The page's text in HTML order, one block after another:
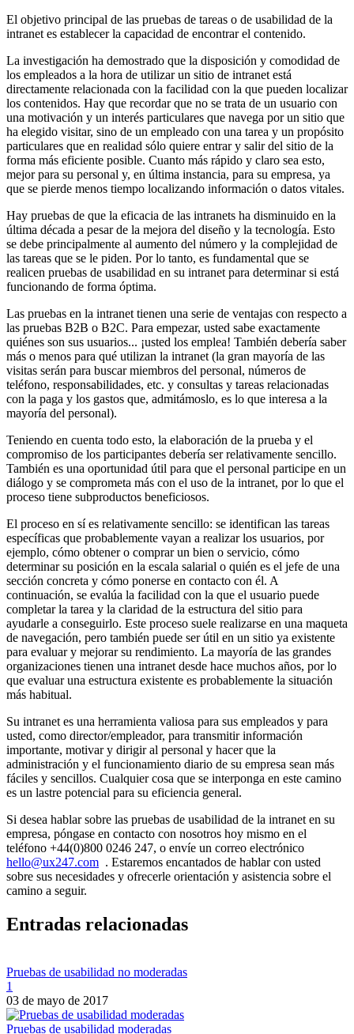
El objetivo principal de las pruebas de tareas o de usabilidad de la
intranet es establecer la capacidad de encontrar el contenido.
La investigación ha demostrado que la disposición y comodidad de
los empleados a la hora de utilizar un sitio de intranet está
directamente relacionada con la facilidad con la que pueden localizar
los contenidos. Hay que recordar que no se trata de un usuario con
una motivación y un interés particulares que navega por un sitio que
ha elegido visitar, sino de un empleado con una tarea y un propósito
particulares que en realidad sólo quiere entrar y salir del sitio de la
forma más eficiente posible. Cuanto más rápido y claro sea esto,
mejor para su personal y, en última instancia, para su empresa, ya
que se pierde menos tiempo localizando información o datos vitales.
Hay pruebas de que la eficacia de las intranets ha disminuido en la
última década a pesar de la mejora del diseño y la tecnología. Esto
se debe principalmente al aumento del número y la complejidad de
las tareas que se le piden. Por lo tanto, es fundamental que se
realicen pruebas de usabilidad en su intranet para determinar si está
funcionando de forma óptima.
Las pruebas en la intranet tienen una serie de ventajas con respecto a
las pruebas B2B o B2C. Para empezar, usted sabe exactamente
quiénes son sus usuarios... ¡usted los emplea! También debería saber
más o menos para qué utilizan la intranet (la gran mayoría de las
visitas serán para buscar miembros del personal, números de
teléfono, responsabilidades, etc. y consultas y tareas relacionadas
con la paga y los gastos que, admitámoslo, es lo que interesa a la
mayoría del personal).
Teniendo en cuenta todo esto, la elaboración de la prueba y el
compromiso de los participantes debería ser relativamente sencillo.
También es una oportunidad útil para que el personal participe en un
diálogo y se comprometa más con el uso de la intranet, por lo que el
proceso tiene subproductos beneficiosos.
El proceso en sí es relativamente sencillo: se identifican las tareas
específicas que probablemente vayan a realizar los usuarios, por
ejemplo, cómo obtener o comprar un bien o servicio, cómo
determinar su posición en la escala salarial o quién es el jefe de una
sección concreta y cómo ponerse en contacto con él. A
continuación, se evalúa la facilidad con la que el usuario puede
completar la tarea y la claridad de la estructura del sitio para
ayudarle a conseguirlo. Este proceso suele realizarse en una maqueta
de navegación, pero también puede ser útil en un sitio ya existente
para evaluar y mejorar su rendimiento. La mayoría de las grandes
organizaciones tienen una intranet desde hace muchos años, por lo
que evaluar una estructura existente es probablemente la situación
más habitual.
Su intranet es una herramienta valiosa para sus empleados y para
usted, como director/empleador, para transmitir información
importante, motivar y dirigir al personal y hacer que la
administración y el funcionamiento diario de su empresa sean más
fáciles y sencillos. Cualquier cosa que se interponga en este camino
es un lastre potencial para su eficiencia general.
Si desea hablar sobre las pruebas de usabilidad de la intranet en su
empresa, póngase en contacto con nosotros hoy mismo en el
teléfono +44(0)800 0246 247, o envíe un correo electrónico
hello@ux247.com . Estaremos encantados de hablar con usted
sobre sus necesidades y ofrecerle orientación y asistencia sobre el
camino a seguir.
Entradas relacionadas
Pruebas de usabilidad no moderadas
1
03 de mayo de 2017
Pruebas de usabilidad moderadas